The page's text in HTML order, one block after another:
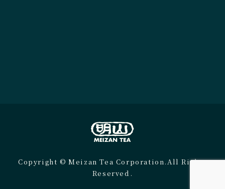
Copyright © Meizan Tea Corporation.All Rights
Reserved.